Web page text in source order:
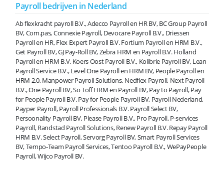
Payroll bedrijven in Nederland
Ab flexkracht payroll B.V., Adecco Payroll en HR BV, BC Group Payroll
BV, Com.pas, Connexie Payroll, Devocare Payroll B.V., Driessen
Payroll en HR, Flex Expert Payroll B.V. Fortium Payroll en HRM B.V.,
Get Payroll BV, GJ Pay-Roll BV, Zebra HRM en Payroll B.V. Holland
Payroll en HRM B.V. Koers Oost Payroll B.V., Kolibrie Payroll BV, Lean
Payroll Service B.V., Level One Payroll en HRM BV, People Payroll en
HRM 2.0, Manpower Payroll Solutions, Nedflex Payroll, Next Payroll
B.V., One Payroll BV, So Toff HRM en Payroll BV, Pay to Payroll, Pay
for People Payroll B.V. Pay for People Payroll BV, Payroll Nederland,
Payper Payroll, Payroll Professionals B.V. Payroll Select BV,
Persoonality Payroll BV, Please Payroll B.V., Pro Payroll, P-services
Payroll, Randstad Payroll Solutions, Renew Payroll B.V. Repay Payroll
HRM B.V. Select Payroll, Servorg Payroll BV, Smart Payroll Services
BV, Tempo-Team Payroll Services, Tentoo Payroll B.V., WePayPeople
Payroll, Wijco Payroll BV.